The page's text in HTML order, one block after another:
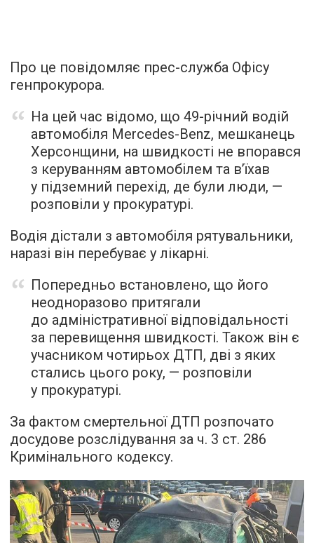
Про це повідомляє прес-служба Офісу
генпрокурора.
На цей час відомо, що 49-річний водій
автомобіля Mercedes-Benz, мешканець
Херсонщини, на швидкості не впорався
з керуванням автомобілем та вʼїхав
у підземний перехід, де були люди, —
розповіли у прокуратурі.
Водія дістали з автомобіля рятувальники,
наразі він перебуває у лікарні.
Попередньо встановлено, що його
неодноразово притягали
до адміністративної відповідальності
за перевищення швидкості. Також він є
учасником чотирьох ДТП, дві з яких
стались цього року, — розповіли
у прокуратурі.
За фактом смертельної ДТП розпочато
досудове розслідування за ч. 3 ст. 286
Кримінального кодексу.